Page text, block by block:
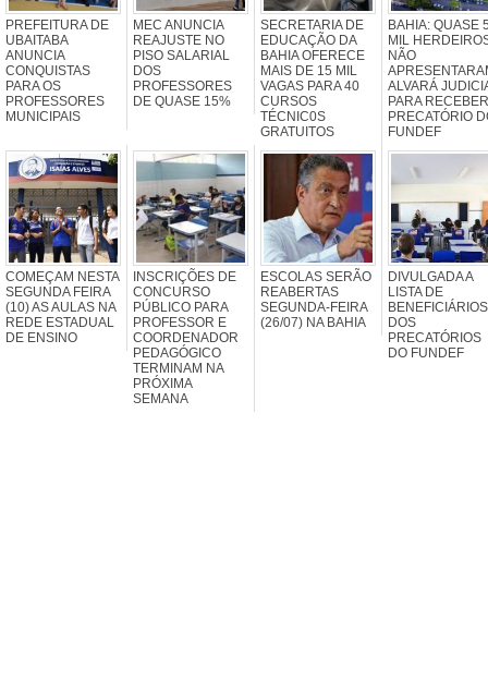
PREFEITURA DE
UBAITABA
ANUNCIA
CONQUISTAS
PARA OS
PROFESSORES
MUNICIPAIS
MEC ANUNCIA
REAJUSTE NO
PISO SALARIAL
DOS
PROFESSORES
DE QUASE 15%
SECRETARIA DE
EDUCAÇÃO DA
BAHIA OFERECE
MAIS DE 15 MIL
VAGAS PARA 40
CURSOS
TÉCNIC0S
GRATUITOS
BAHIA: QUASE
MIL
NÃO
ALVARÁ
PARA RECEBER
PRECATÓRIO
FUNDEF
COMEÇAM NESTA
SEGUNDA FEIRA
(10) AS AULAS NA
REDE ESTADUAL
DE ENSINO
INSCRIÇÕES DE
CONCURSO
PÚBLICO PARA
PROFESSOR E
COORDENADOR
PEDAGÓGICO
TERMINAM NA
PRÓXIMA
SEMANA
ESCOLAS SERÃO
REABERTAS
SEGUNDA-FEIRA
(26/07) NA BAHIA
DIVULGADA A
LISTA DE
BENEFICIÁRIOS
DOS
PRECATÓRIOS
DO FUNDEF